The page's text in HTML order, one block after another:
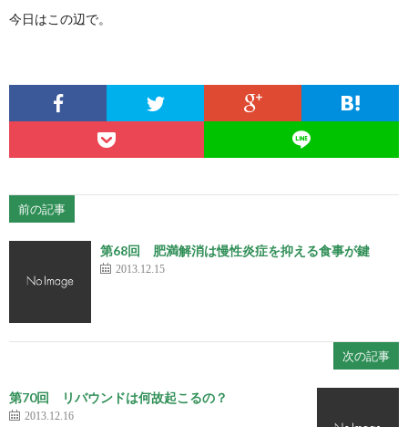
今日はこの辺で。
前の記事
第68回 肥満解消は慢性炎症を抑える食事が鍵
2013.12.15
次の記事
第70回 リバウンドは何故起こるの？
2013.12.16